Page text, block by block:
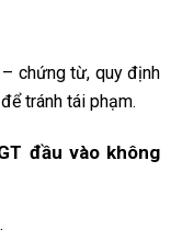
chứng từ, quy định
tránh tái phạm.
đầu vào không